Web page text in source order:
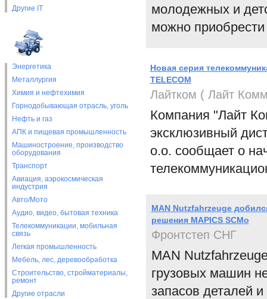
Другие IT
Энергетика
Металлургия
Химия и нефтехимия
Горнодобывающая отрасль, уголь
Нефть и газ
АПК и пищевая промышленность
Машиностроение, производство
оборудования
Транспорт
Авиация, аэрокосмическая
индустрия
Авто/Мото
Аудио, видео, бытовая техника
Телекоммуникации, мобильная
связь
Легкая промышленность
Мебель, лес, деревообработка
Строительство, стройматериалы,
ремонт
Другие отрасли
молодежных и
можно
Новая серия
TELECOM
Лайтком ( Лайт
Компания "Лайт
эксклюзивный
o.o. сообщает о
MAN Nutzfahrzeuge
решения MAPICS SCMo
Фронтстеп СНГ
MAN
грузовых машин
запасов деталей